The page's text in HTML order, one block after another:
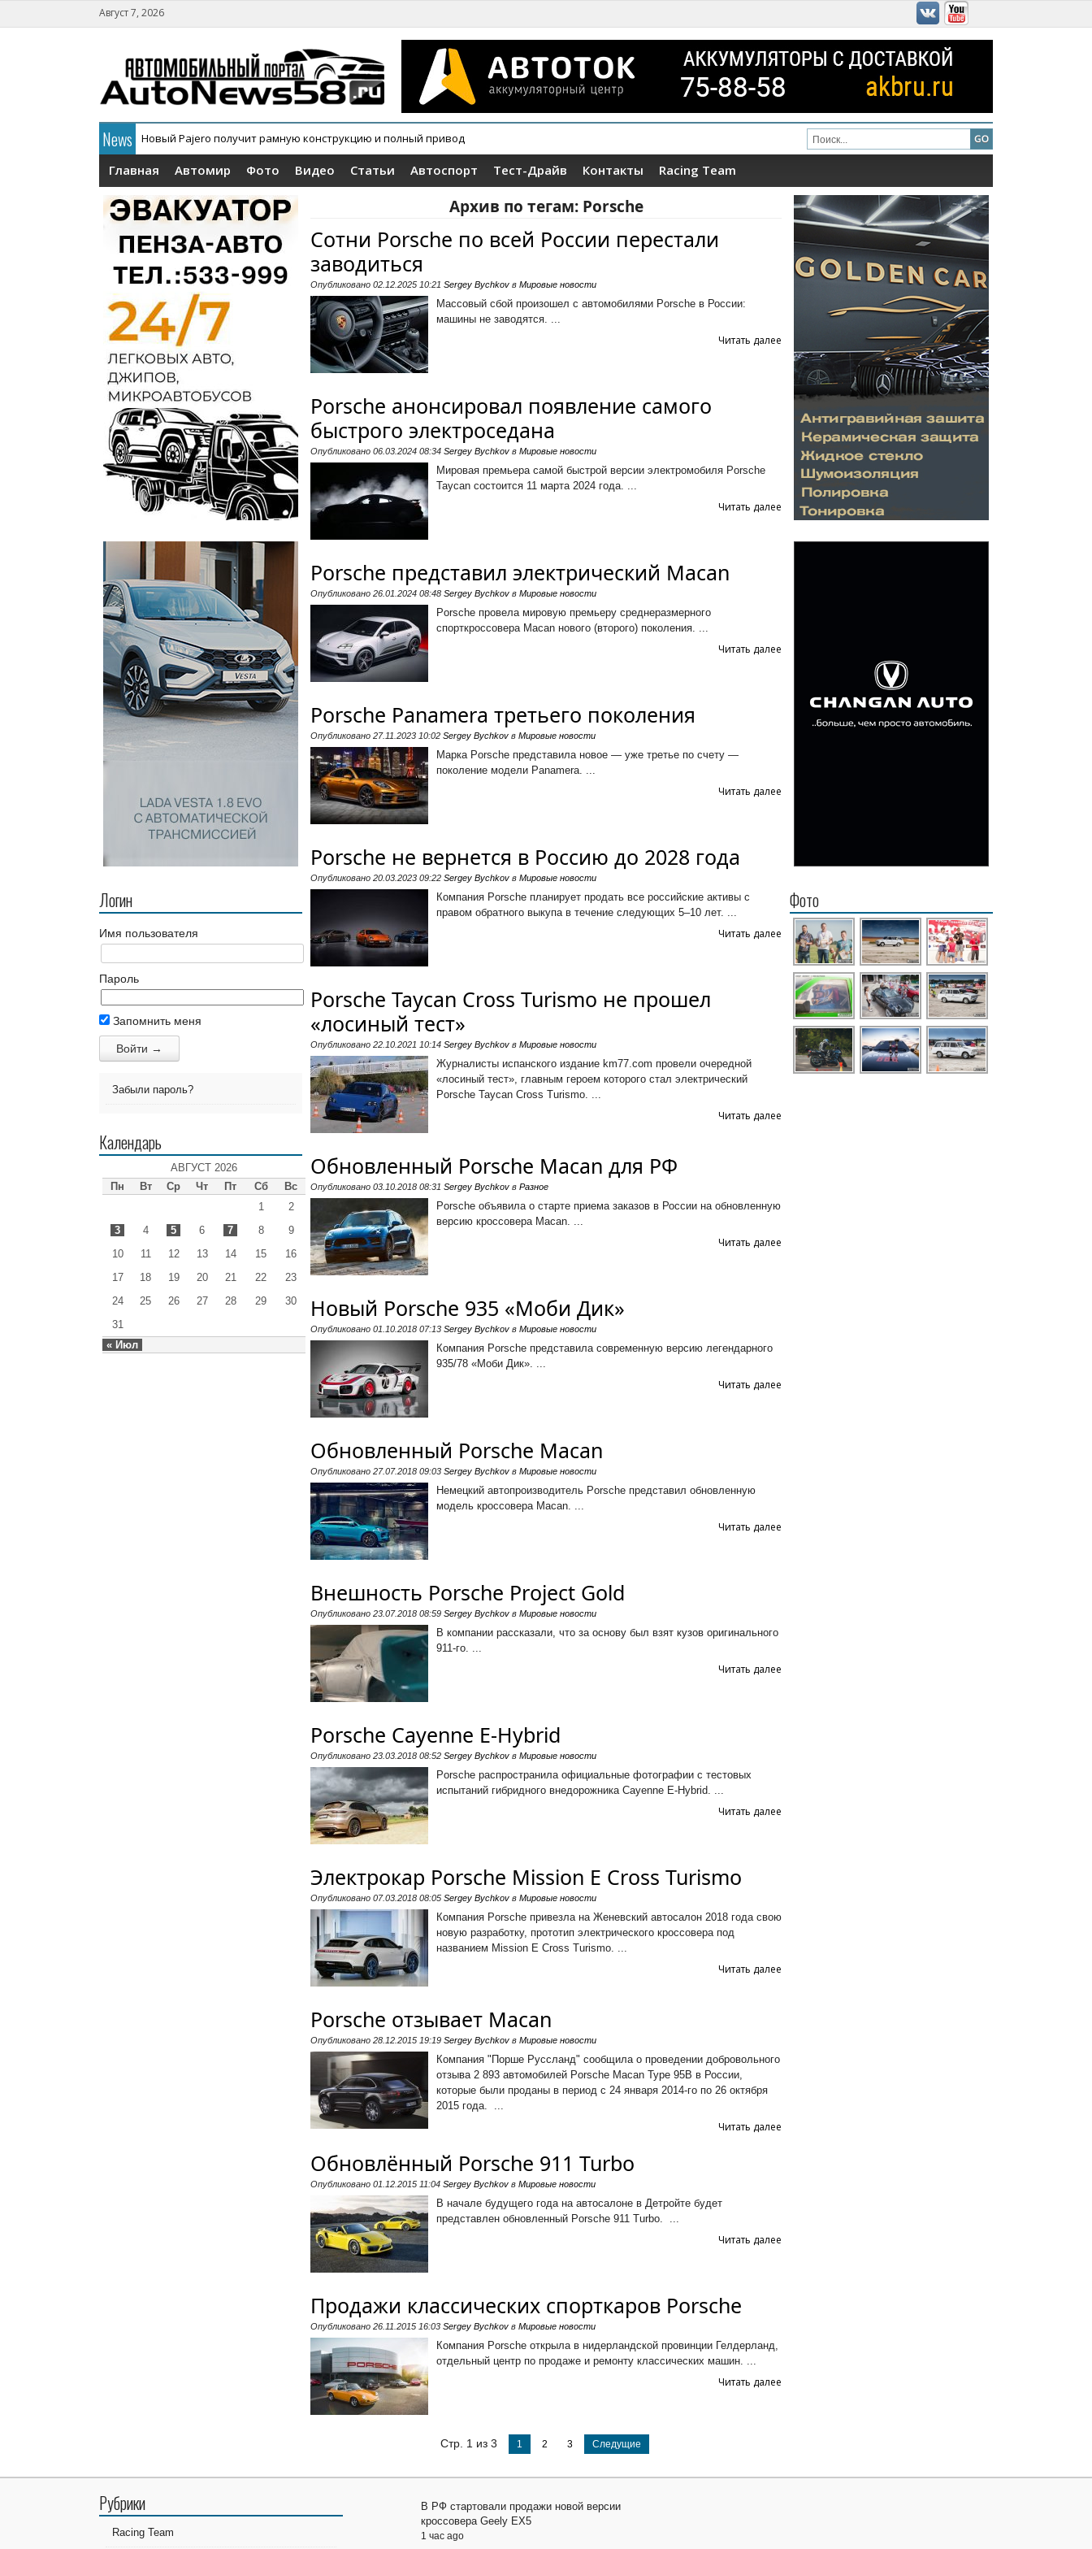
Август 7, 2026
News
Новый Pajero получит рамную конструкцию и полный привод
В России официально дебютировал кроссовер Wey V9X
Главная Автомир Фото Видео Статьи Автоспорт Тест-Драйв Контакты Racing Team
Логин
Имя пользователя
Пароль
Запомнить меня
Забыли пароль?
Календарь
АВГУСТ 2026
Пн
Вт Ср Чт Пт Сб Вс
« Июл
1
2
3
4 5 6 7 8
9
10
11 12 13 14 15
16
17
18 19 20 21 22
23
24
25 26 27 28 29
30
31
Архив по тегам: Porsche
Сотни Porsche по всей России перестали
заводиться
Опубликовано 02.12.2025 10:21 Sergey Bychkov в Мировые новости
Массовый сбой произошел с автомобилями Porsche в России:
машины не заводятся. ...
Читать далее
Porsche анонсировал появление самого
быстрого электроседана
Опубликовано 06.03.2024 08:34 Sergey Bychkov в Мировые новости
Мировая премьера самой быстрой версии электромобиля Porsche
Taycan состоится 11 марта 2024 года. ...
Читать далее
Porsche представил электрический Macan
Опубликовано 26.01.2024 08:48 Sergey Bychkov в Мировые новости
Porsche провела мировую премьеру среднеразмерного
спорткроссовера Macan нового (второго) поколения. ...
Читать далее
Porsche Panamera третьего поколения
Опубликовано 27.11.2023 10:02 Sergey Bychkov в Мировые новости
Марка Porsche представила новое — уже третье по счету —
поколение модели Panamera. ...
Читать далее
Porsche не вернется в Россию до 2028 года
Опубликовано 20.03.2023 09:22 Sergey Bychkov в Мировые новости
Компания Porsche планирует продать все российские активы с
правом обратного выкупа в течение следующих 5–10 лет. ...
Читать далее
Porsche Taycan Cross Turismo не прошел
«лосиный тест»
Опубликовано 22.10.2021 10:14 Sergey Bychkov в Мировые новости
Журналисты испанского издание km77.com провели очередной
«лосиный тест», главным героем которого стал электрический
Porsche Taycan Cross Turismo. ...
Читать далее
Обновленный Porsche Macan для РФ
Опубликовано 03.10.2018 08:31 Sergey Bychkov в Разное
Porsche объявила о старте приема заказов в России на обновленную
версию кроссовера Macan. ...
Читать далее
Новый Porsche 935 «Моби Дик»
Опубликовано 01.10.2018 07:13 Sergey Bychkov в Мировые новости
Компания Porsche представила современную версию легендарного
935/78 «Моби Дик». ...
Читать далее
Обновленный Porsche Macan
Опубликовано 27.07.2018 09:03 Sergey Bychkov в Мировые новости
Немецкий автопроизводитель Porsche представил обновленную
модель кроссовера Macan. ...
Читать далее
Внешность Porsche Project Gold
Опубликовано 23.07.2018 08:59 Sergey Bychkov в Мировые новости
В компании рассказали, что за основу был взят кузов оригинального
911-го. ...
Читать далее
Porsche Cayenne E-Hybrid
Опубликовано 23.03.2018 08:52 Sergey Bychkov в Мировые новости
Porsche распространила официальные фотографии с тестовых
испытаний гибридного внедорожника Cayenne E-Hybrid. ...
Читать далее
Электрокар Porsche Mission E Cross Turismo
Опубликовано 07.03.2018 08:05 Sergey Bychkov в Мировые новости
Компания Porsche привезла на Женевский автосалон 2018 года свою
новую разработку, прототип электрического кроссовера под
названием Mission E Cross Turismo. ...
Читать далее
Porsche отзывает Macan
Опубликовано 28.12.2015 19:19 Sergey Bychkov в Мировые новости
Компания "Порше Руссланд" сообщила о проведении добровольного
отзыва 2 893 автомобилей Porsche Macan Type 95B в России,
которые были проданы в период с 24 января 2014-го по 26 октября
2015 года. ...
Читать далее
Обновлённый Porsche 911 Turbo
Опубликовано 01.12.2015 11:04 Sergey Bychkov в Мировые новости
В начале будущего года на автосалоне в Детройте будет
представлен обновленный Porsche 911 Turbo. ...
Читать далее
Продажи классических спорткаров Porsche
Опубликовано 26.11.2015 16:03 Sergey Bychkov в Мировые новости
Компания Porsche открыла в нидерландской провинции Гелдерланд,
отдельный центр по продаже и ремонту классических машин. ...
Читать далее
Стр. 1 из 3 1 2 3 Следущие
Фото
Рубрики
Racing Team
В РФ стартовали продажи новой версии
кроссовера Geely EX5
1 час ago